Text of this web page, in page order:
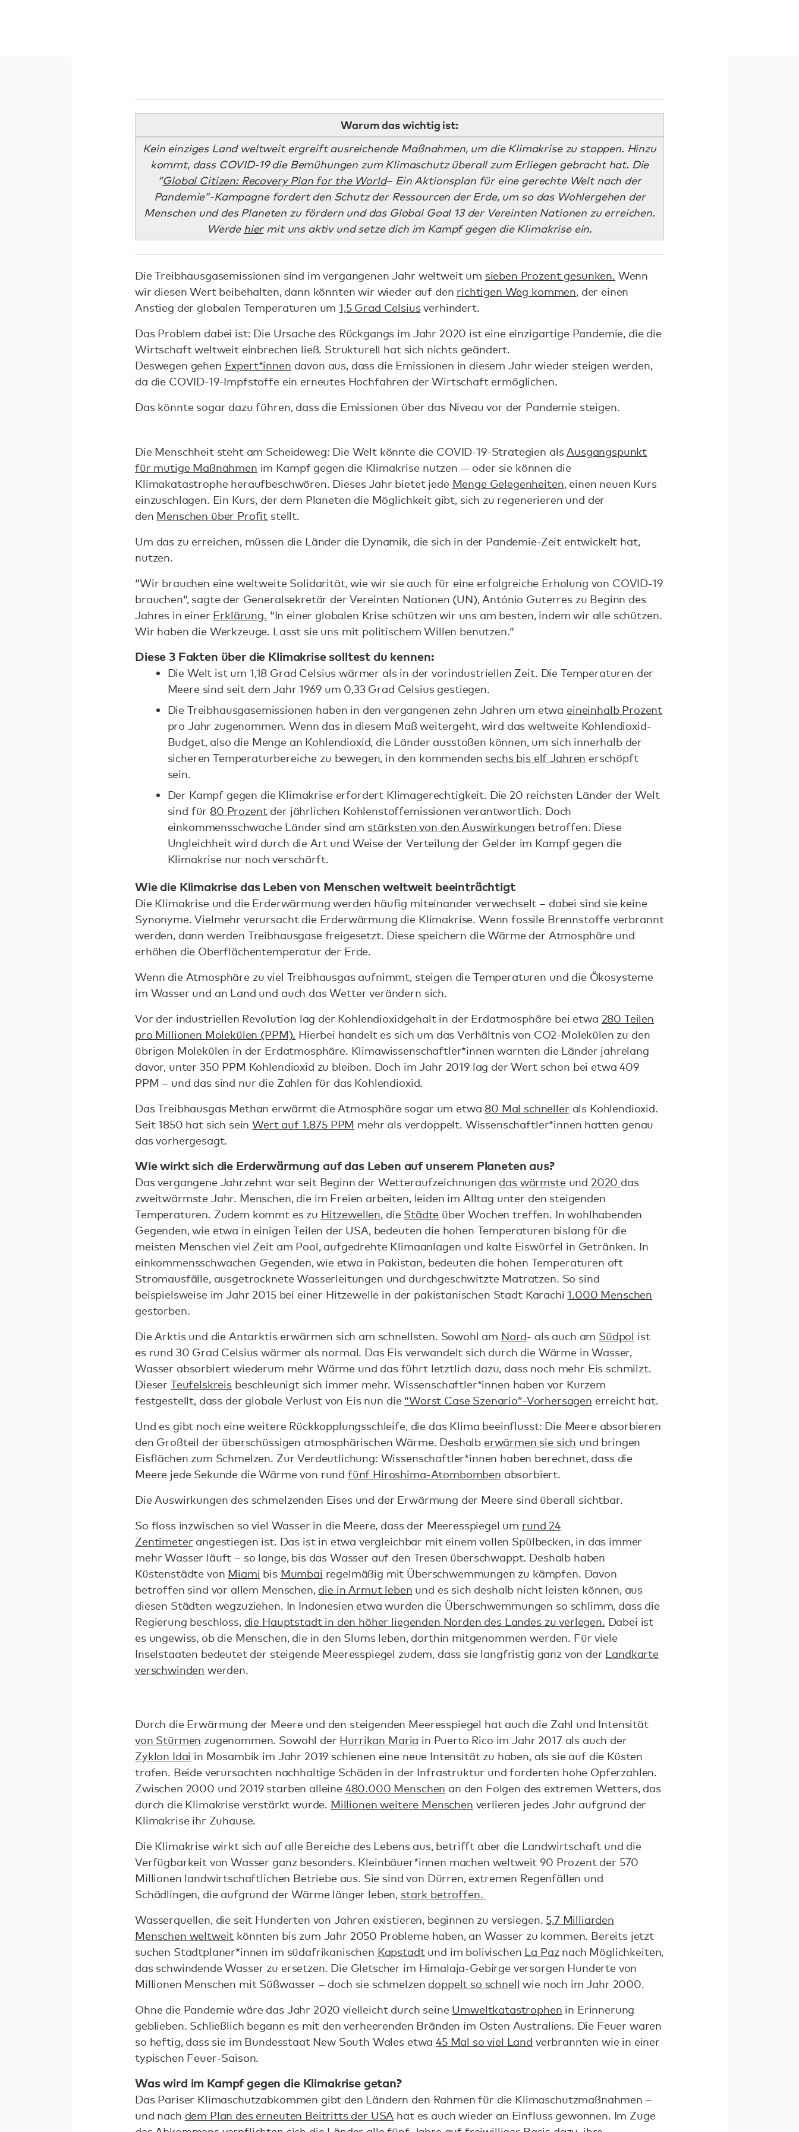
Warum das wichtig ist:
Kein einziges Land weltweit ergreift ausreichende Maßnahmen, um die Klimakrise zu stoppen. Hinzu
kommt, dass COVID-19 die Bemühungen zum Klimaschutz überall zum Erliegen gebracht hat. Die
“Global Citizen: Recovery Plan for the World– Ein Aktionsplan für eine gerechte Welt nach der
Pandemie”-Kampagne fordert den Schutz der Ressourcen der Erde, um so das Wohlergehen der
Menschen und des Planeten zu fördern und das Global Goal 13 der Vereinten Nationen zu erreichen.
Werde hiermit uns aktiv und setze dich im Kampf gegen die Klimakrise ein.
Die Treibhausgasemissionen sind im vergangenen Jahr weltweit um sieben Prozent gesunken. Wenn
wir diesen Wert beibehalten, dann könnten wir wieder auf den richtigen Weg kommen, der einen
Anstieg der globalen Temperaturen um1,5 Grad Celsiusverhindert.
Das Problem dabei ist: Die Ursache des Rückgangs im Jahr 2020 ist eine einzigartige Pandemie, die die
Wirtschaft weltweit einbrechen ließ. Strukturell hat sich nichts geändert.
Deswegen gehen Expert*innen davon aus, dass die Emissionen in diesem Jahr wieder steigen werden,
da die COVID-19-Impfstoffe ein erneutes Hochfahren der Wirtschaft ermöglichen.
Das könnte sogar dazu führen, dass die Emissionen über das Niveau vor der Pandemie steigen.
Die Menschheit steht am Scheideweg: Die Welt könnte die COVID-19-Strategien als Ausgangspunkt
für mutige Maßnahmen im Kampf gegen die Klimakrise nutzen — oder sie können die
Klimakatastrophe heraufbeschwören. Dieses Jahr bietet jede Menge Gelegenheiten, einen neuen Kurs
einzuschlagen. Ein Kurs, der dem Planeten die Möglichkeit gibt, sich zu regenerieren und der
den Menschen über Profit stellt.
Um das zu erreichen, müssen die Länder die Dynamik, die sich in der Pandemie-Zeit entwickelt hat,
nutzen.
“Wir brauchen eine weltweite Solidarität, wie wir sie auch für eine erfolgreiche Erholung von COVID-19
brauchen“, sagte der Generalsekretär der Vereinten Nationen (UN), António Guterres zu Beginn des
Jahres in einer Erklärung. “In einer globalen Krise schützen wir uns am besten, indem wir alle schützen.
Wir haben die Werkzeuge. Lasst sie uns mit politischem Willen benutzen.“
Diese 3 Fakten über die Klimakrise solltest du kennen:
Die Welt ist um 1,18 Grad Celsius wärmer als in der vorindustriellen Zeit. Die Temperaturen der
Meere sind seit dem Jahr 1969 um 0,33 Grad Celsius gestiegen.
Die Treibhausgasemissionen haben in den vergangenen zehn Jahren um etwa eineinhalb Prozent
pro Jahr zugenommen. Wenn das in diesem Maß weitergeht, wird das weltweite Kohlendioxid-
Budget, also die Menge an Kohlendioxid, die Länder ausstoßen können, um sich innerhalb der
sicheren Temperaturbereiche zu bewegen, in den kommenden sechs bis elf Jahren erschöpft
sein.
Der Kampf gegen die Klimakrise erfordert Klimagerechtigkeit. Die 20 reichsten Länder der Welt
sind für 80 Prozentder jährlichen Kohlenstoffemissionen verantwortlich. Doch
einkommensschwache Länder sind am stärksten von den Auswirkungen betroffen. Diese
Ungleichheit wird durch die Art und Weise der Verteilung der Gelder im Kampf gegen die
Klimakrise nur noch verschärft.
Wie die Klimakrise das Leben von Menschen weltweit beeinträchtigt
Die Klimakrise und die Erderwärmung werden häufig miteinander verwechselt – dabei sind sie keine
Synonyme. Vielmehr verursacht die Erderwärmung die Klimakrise. Wenn fossile Brennstoffe verbrannt
werden, dann werden Treibhausgase freigesetzt. Diese speichern die Wärme der Atmosphäre und
erhöhen die Oberflächentemperatur der Erde.
Wenn die Atmosphäre zu viel Treibhausgas aufnimmt, steigen die Temperaturen und die Ökosysteme
im Wasser und an Land und auch das Wetter verändern sich.
Vor der industriellen Revolution lag der Kohlendioxidgehalt in der Erdatmosphäre bei etwa 280 Teilen
pro Millionen Molekülen (PPM). Hierbei handelt es sich um das Verhältnis von CO2-Molekülen zu den
übrigen Molekülen in der Erdatmosphäre. Klimawissenschaftler*innen warnten die Länder jahrelang
davor, unter 350 PPM Kohlendioxid zu bleiben. Doch im Jahr 2019 lag der Wert schon bei etwa 409
PPM – und das sind nur die Zahlen für das Kohlendioxid.
Das Treibhausgas Methan erwärmt die Atmosphäre sogar um etwa 80 Mal schneller als Kohlendioxid.
Seit 1850 hat sich seinWert auf 1.875 PPM mehr als verdoppelt. Wissenschaftler*innen hatten genau
das vorhergesagt.
Wie wirkt sich die Erderwärmung auf das Leben auf unserem Planeten aus?
Das vergangene Jahrzehnt war seit Beginn der Wetteraufzeichnungen das wärmsteund 2020 das
zweitwärmste Jahr. Menschen, die im Freien arbeiten, leiden im Alltag unter den steigenden
Temperaturen. Zudem kommt es zu Hitzewellen, die Städte über Wochen treffen. In wohlhabenden
Gegenden, wie etwa in einigen Teilen der USA, bedeuten die hohen Temperaturen bislang für die
meisten Menschen viel Zeit am Pool, aufgedrehte Klimaanlagen und kalte Eiswürfel in Getränken. In
einkommensschwachen Gegenden, wie etwa in Pakistan, bedeuten die hohen Temperaturen oft
Stromausfälle, ausgetrocknete Wasserleitungen und durchgeschwitzte Matratzen. So sind
beispielsweise im Jahr 2015 bei einer Hitzewelle in der pakistanischen Stadt Karachi1.000 Menschen
gestorben.
Die Arktis und die Antarktis erwärmen sich am schnellsten. Sowohl am Nord- als auch am Südpol ist
es rund 30 Grad Celsius wärmer als normal. Das Eis verwandelt sich durch die Wärme in Wasser,
Wasser absorbiert wiederum mehr Wärme und das führt letztlich dazu, dass noch mehr Eis schmilzt.
Dieser Teufelskreisbeschleunigt sich immer mehr. Wissenschaftler*innen haben vor Kurzem
festgestellt, dass der globale Verlust von Eis nun die “Worst Case Szenario”-Vorhersagen erreicht hat.
Und es gibt noch eine weitere Rückkopplungsschleife, die das Klima beeinflusst: Die Meere absorbieren
den Großteil der überschüssigen atmosphärischen Wärme. Deshalb erwärmen sie sich und bringen
Eisflächen zum Schmelzen. Zur Verdeutlichung: Wissenschaftler*innen haben berechnet, dass die
Meere jede Sekunde die Wärme von rund fünf Hiroshima-Atombomben absorbiert.
Die Auswirkungen des schmelzenden Eises und der Erwärmung der Meere sind überall sichtbar.
So floss inzwischen so viel Wasser in die Meere, dass der Meeresspiegel um rund 24
Zentimeter angestiegen ist. Das ist in etwa vergleichbar mit einem vollen Spülbecken, in das immer
mehr Wasser läuft – so lange, bis das Wasser auf den Tresen überschwappt. Deshalb haben
Küstenstädte von Miami bis Mumbai regelmäßig mit Überschwemmungen zu kämpfen. Davon
betroffen sind vor allem Menschen, die in Armut leben und es sich deshalb nicht leisten können, aus
diesen Städten wegzuziehen. In Indonesien etwa wurden die Überschwemmungen so schlimm, dass die
Regierung beschloss, die Hauptstadt in den höher liegenden Norden des Landes zu verlegen. Dabei ist
es ungewiss, ob die Menschen, die in den Slums leben, dorthin mitgenommen werden. Für viele
Inselstaaten bedeutet der steigende Meeresspiegel zudem, dass sie langfristig ganz von der Landkarte
verschwinden werden.
Durch die Erwärmung der Meere und den steigenden Meeresspiegel hat auch die Zahl und Intensität
von Stürmen zugenommen. Sowohl der Hurrikan Maria in Puerto Rico im Jahr 2017 als auch der
Zyklon Idai in Mosambik im Jahr 2019 schienen eine neue Intensität zu haben, als sie auf die Küsten
trafen. Beide verursachten nachhaltige Schäden in der Infrastruktur und forderten hohe Opferzahlen.
Zwischen 2000 und 2019 starben alleine 480.000 Menschen an den Folgen des extremen Wetters, das
durch die Klimakrise verstärkt wurde. Millionen weitere Menschen verlieren jedes Jahr aufgrund der
Klimakrise ihr Zuhause.
Die Klimakrise wirkt sich auf alle Bereiche des Lebens aus, betrifft aber die Landwirtschaft und die
Verfügbarkeit von Wasser ganz besonders. Kleinbäuer*innen machen weltweit 90 Prozent der 570
Millionen landwirtschaftlichen Betriebe aus. Sie sind von Dürren, extremen Regenfällen und
Schädlingen, die aufgrund der Wärme länger leben, stark betroffen.
Wasserquellen, die seit Hunderten von Jahren existieren, beginnen zu versiegen. 5,7 Milliarden
Menschen weltweit könnten bis zum Jahr 2050 Probleme haben, an Wasser zu kommen. Bereits jetzt
suchen Stadtplaner*innen im südafrikanischen Kapstadtund im bolivischen La Paznach Möglichkeiten,
das schwindende Wasser zu ersetzen. Die Gletscher im Himalaja-Gebirge versorgen Hunderte von
Millionen Menschen mit Süßwasser – doch sie schmelzen doppelt so schnell wie noch im Jahr 2000.
Ohne die Pandemie wäre das Jahr 2020 vielleicht durch seine Umweltkatastrophen in Erinnerung
geblieben. Schließlich begann es mit den verheerenden Bränden im Osten Australiens. Die Feuer waren
so heftig, dass sie im Bundesstaat New South Wales etwa45 Mal so viel Land verbrannten wie in einer
typischen Feuer-Saison.
Was wird im Kampf gegen die Klimakrise getan?
Das Pariser Klimaschutzabkommen gibt den Ländern den Rahmen für die Klimaschutzmaßnahmen –
und nach dem Plan des erneuten Beitritts der USA hat es auch wieder an Einfluss gewonnen. Im Zuge